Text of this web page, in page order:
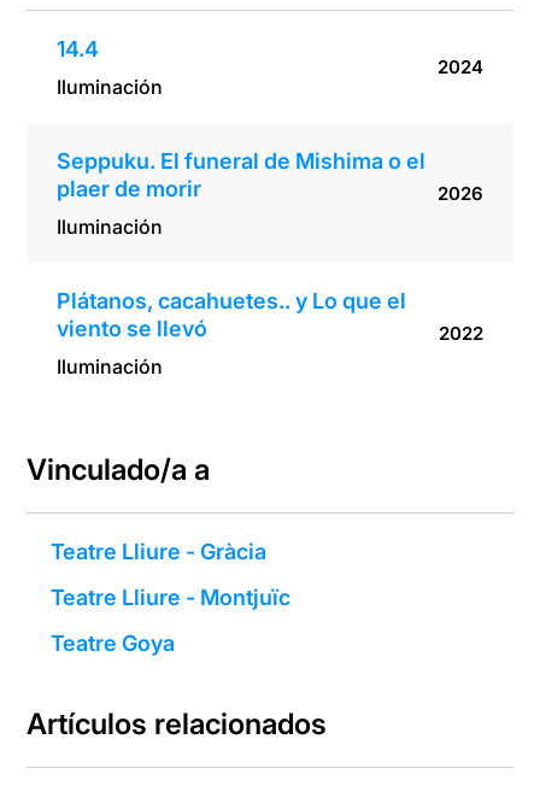
14.4
Iluminación
2024
Seppuku. El funeral de Mishima o el
plaer de morir
Iluminación
2026
Plátanos, cacahuetes.. y Lo que el
viento se llevó
Iluminación
2022
Vinculado/a a
Teatre Lliure - Gràcia
Teatre Lliure - Montjuïc
Teatre Goya
Artículos relacionados